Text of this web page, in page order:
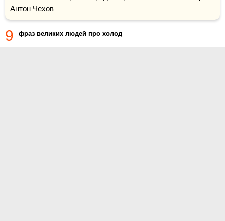
Антон Чехов
9 фраз великих людей про холод